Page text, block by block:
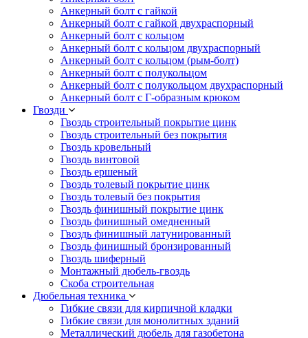
Анкерный болт с гайкой
Анкерный болт с гайкой двухраспорный
Анкерный болт с кольцом
Анкерный болт с кольцом двухраспорный
Анкерный болт с кольцом (рым-болт)
Анкерный болт с полукольцом
Анкерный болт с полукольцом двухраспорный
Анкерный болт с Г-образным крюком
Гвозди
Гвоздь строительный покрытие цинк
Гвоздь строительный без покрытия
Гвоздь кровельный
Гвоздь винтовой
Гвоздь ершеный
Гвоздь толевый покрытие цинк
Гвоздь толевый без покрытия
Гвоздь финишный покрытие цинк
Гвоздь финишный омедненный
Гвоздь финишный латунированный
Гвоздь финишный бронзированный
Гвоздь шиферный
Монтажный дюбель-гвоздь
Скоба строительная
Дюбельная техника
Гибкие связи для кирпичной кладки
Гибкие связи для монолитных зданий
Металлический дюбель для газобетона